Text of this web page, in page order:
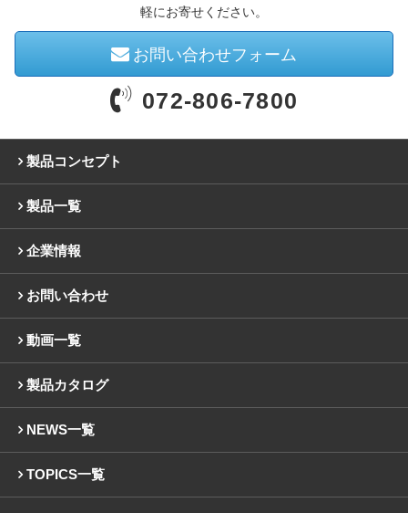
軽にお寄せください。
お問い合わせフォーム
072-806-7800
製品コンセプト
製品一覧
企業情報
お問い合わせ
動画一覧
製品カタログ
NEWS一覧
TOPICS一覧